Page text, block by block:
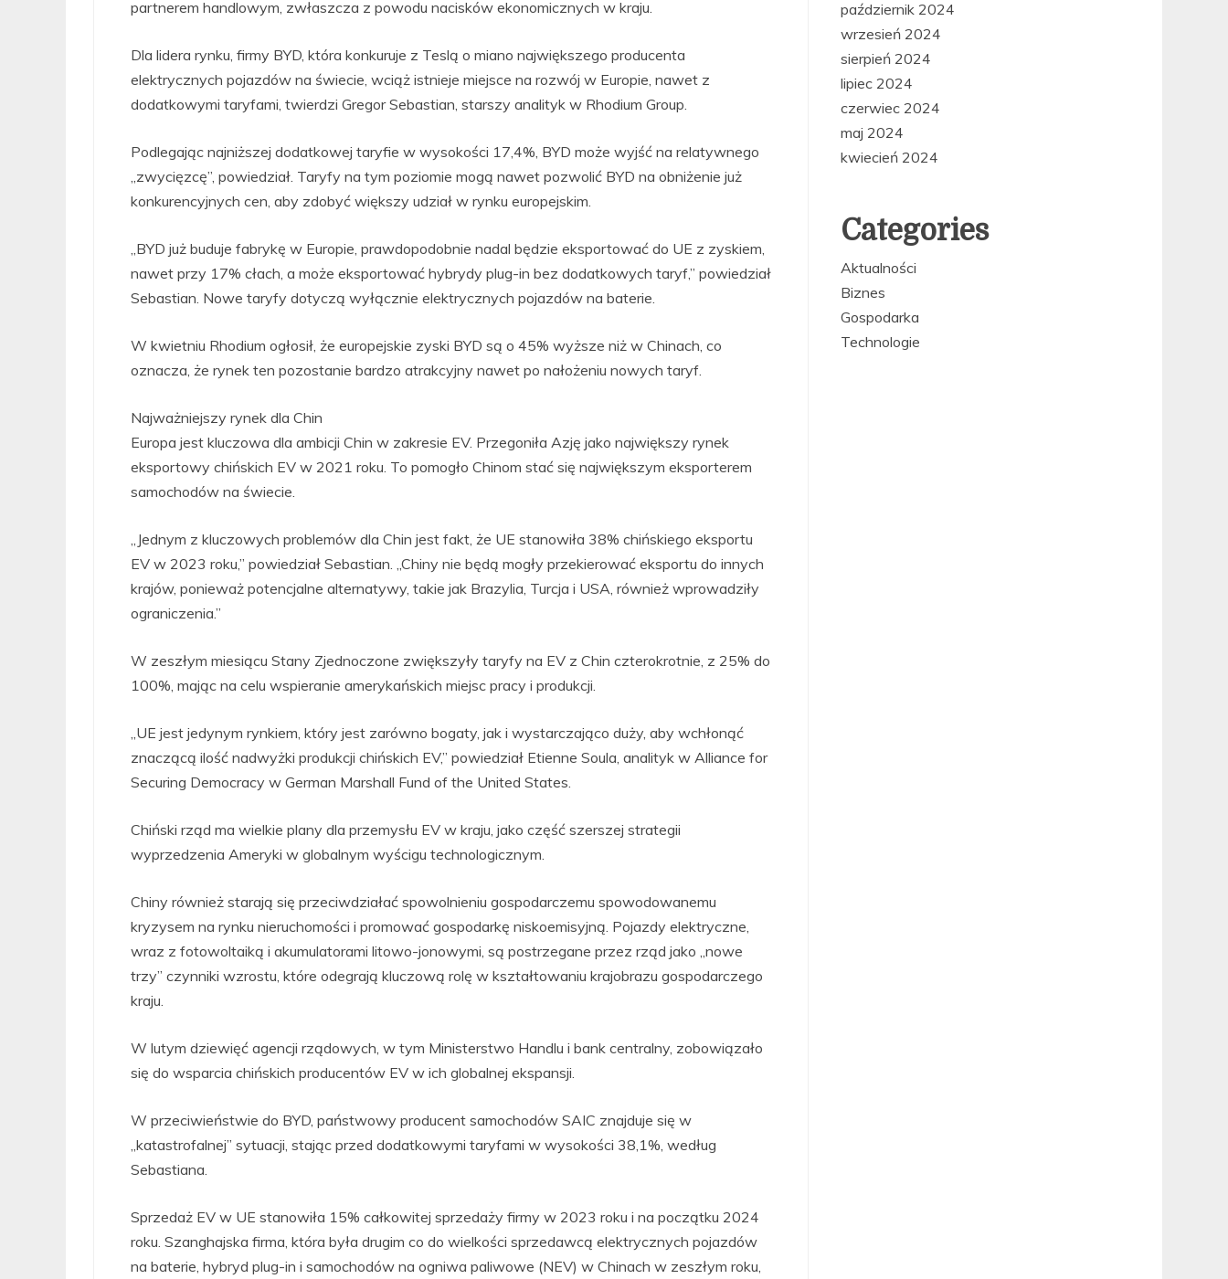
partnerem handlowym, zwłaszcza z powodu nacisków ekonomicznych w kraju.
Dla lidera rynku, firmy BYD, która konkuruje z Teslą o miano największego producenta
elektrycznych pojazdów na świecie, wciąż istnieje miejsce na rozwój w Europie, nawet z
dodatkowymi taryfami, twierdzi Gregor Sebastian, starszy analityk w Rhodium Group.
Podlegając najniższej dodatkowej taryfie w wysokości 17,4%, BYD może wyjść na relatywnego
„zwycięzcę”, powiedział. Taryfy na tym poziomie mogą nawet pozwolić BYD na obniżenie już
konkurencyjnych cen, aby zdobyć większy udział w rynku europejskim.
„BYD już buduje fabrykę w Europie, prawdopodobnie nadal będzie eksportować do UE z zyskiem,
nawet przy 17% cłach, a może eksportować hybrydy plug-in bez dodatkowych taryf,” powiedział
Sebastian. Nowe taryfy dotyczą wyłącznie elektrycznych pojazdów na baterie.
W kwietniu Rhodium ogłosił, że europejskie zyski BYD są o 45% wyższe niż w Chinach, co
oznacza, że rynek ten pozostanie bardzo atrakcyjny nawet po nałożeniu nowych taryf.
Najważniejszy rynek dla Chin
Europa jest kluczowa dla ambicji Chin w zakresie EV. Przegoniła Azję jako największy rynek
eksportowy chińskich EV w 2021 roku. To pomogło Chinom stać się największym eksporterem
samochodów na świecie.
„Jednym z kluczowych problemów dla Chin jest fakt, że UE stanowiła 38% chińskiego eksportu
EV w 2023 roku,” powiedział Sebastian. „Chiny nie będą mogły przekierować eksportu do innych
krajów, ponieważ potencjalne alternatywy, takie jak Brazylia, Turcja i USA, również wprowadziły
ograniczenia.”
W zeszłym miesiącu Stany Zjednoczone zwiększyły taryfy na EV z Chin czterokrotnie, z 25% do
100%, mając na celu wspieranie amerykańskich miejsc pracy i produkcji.
„UE jest jedynym rynkiem, który jest zarówno bogaty, jak i wystarczająco duży, aby wchłonąć
znaczącą ilość nadwyżki produkcji chińskich EV,” powiedział Etienne Soula, analityk w Alliance for
Securing Democracy w German Marshall Fund of the United States.
Chiński rząd ma wielkie plany dla przemysłu EV w kraju, jako część szerszej strategii
wyprzedzenia Ameryki w globalnym wyścigu technologicznym.
Chiny również starają się przeciwdziałać spowolnieniu gospodarczemu spowodowanemu
kryzysem na rynku nieruchomości i promować gospodarkę niskoemisyjną. Pojazdy elektryczne,
wraz z fotowoltaiką i akumulatorami litowo-jonowymi, są postrzegane przez rząd jako „nowe
trzy” czynniki wzrostu, które odegrają kluczową rolę w kształtowaniu krajobrazu gospodarczego
kraju.
W lutym dziewięć agencji rządowych, w tym Ministerstwo Handlu i bank centralny, zobowiązało
się do wsparcia chińskich producentów EV w ich globalnej ekspansji.
W przeciwieństwie do BYD, państwowy producent samochodów SAIC znajduje się w
„katastrofalnej” sytuacji, stając przed dodatkowymi taryfami w wysokości 38,1%, według
Sebastiana.
Sprzedaż EV w UE stanowiła 15% całkowitej sprzedaży firmy w 2023 roku i na początku 2024
roku. Szanghajska firma, która była drugim co do wielkości sprzedawcą elektrycznych pojazdów
na baterie, hybryd plug-in i samochodów na ogniwa paliwowe (NEV) w Chinach w zeszłym roku,
październik 2024
wrzesień 2024
sierpień 2024
lipiec 2024
czerwiec 2024
maj 2024
kwiecień 2024
Categories
Aktualności
Biznes
Gospodarka
Technologie